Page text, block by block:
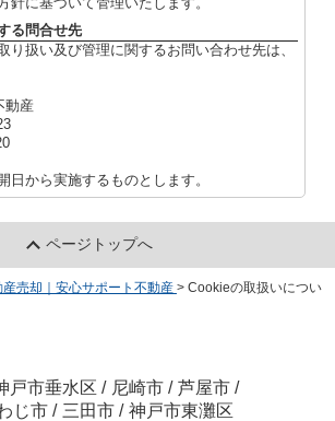
る問合せ先
り扱い及び管理に関するお問い合わせ先は、
動産
日から実施するものとします。
ページトップへ
売却｜安心サポート不動産 > Cookieの取扱いについ
戸市垂水区 / 尼崎市 / 芦屋市 /
じ市 / 三田市 / 神戸市東灘区